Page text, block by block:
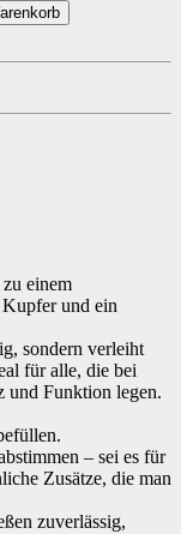
einem
und ein
sondern verleiht
für alle, die bei
und Funktion legen.
– sei es für
Zusätze, die man
zuverlässig,